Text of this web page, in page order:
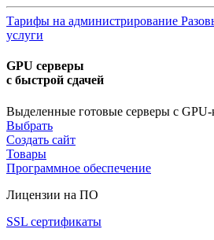
Тарифы на администрирование
услуги
GPU серверы
с быстрой сдачей
Выделенные готовые серверы с GPU-
Выбрать
Создать сайт
Товары
Программное обеспечение
Лицензии на ПО
SSL сертификаты